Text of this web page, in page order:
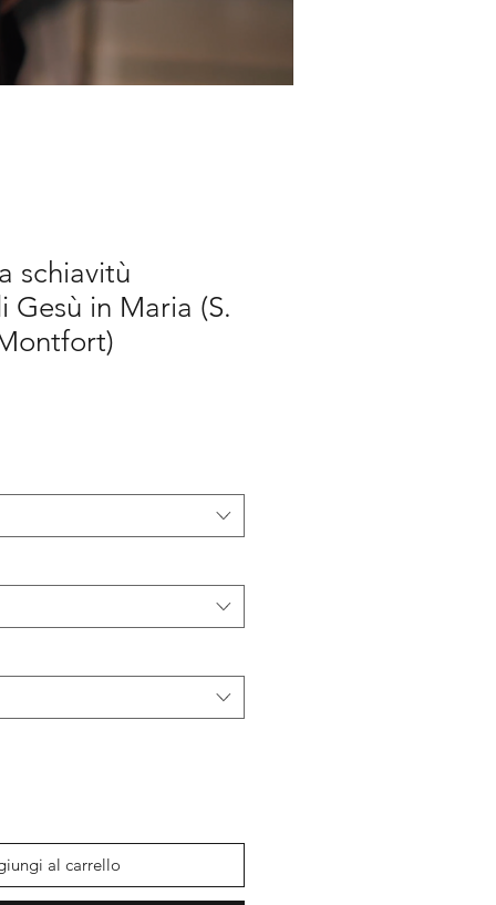
schiavitù
in Maria (S.
al carrello